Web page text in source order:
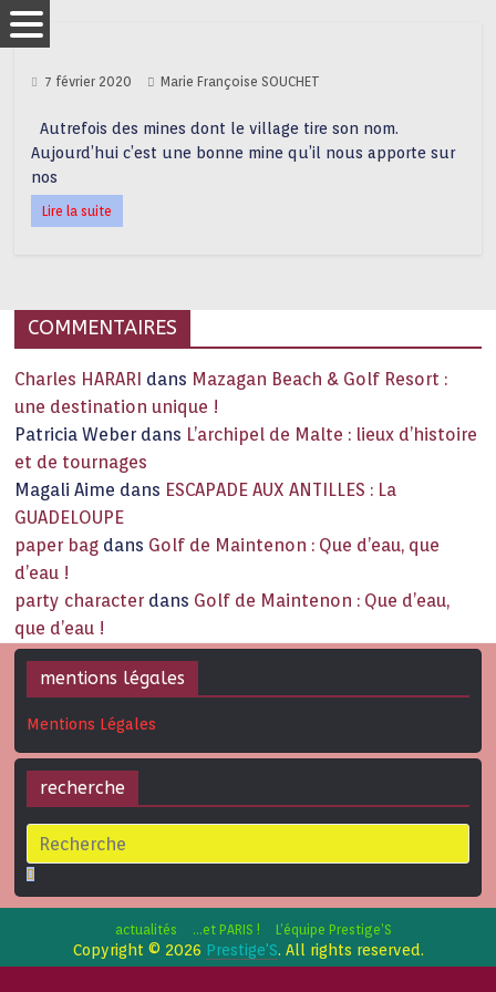
7 février 2020 Marie Françoise SOUCHET
Autrefois des mines dont le village tire son nom.
Aujourd’hui c’est une bonne mine qu’il nous apporte sur
nos
Lire la suite
COMMENTAIRES
Charles HARARI dans Mazagan Beach & Golf Resort :
une destination unique !
Patricia Weber dans L’archipel de Malte : lieux d’histoire
et de tournages
Magali Aime dans ESCAPADE AUX ANTILLES : La
GUADELOUPE
paper bag dans Golf de Maintenon : Que d’eau, que
d’eau !
party character dans Golf de Maintenon : Que d’eau,
que d’eau !
mentions légales
Mentions Légales
recherche
actualités …et PARIS ! L’équipe Prestige’S
Copyright © 2026 Prestige'S. All rights reserved.